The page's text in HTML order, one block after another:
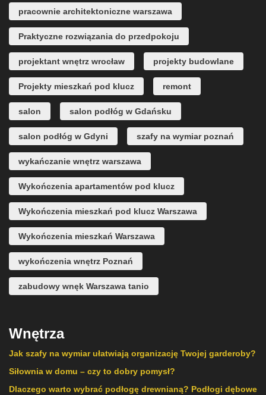
pracownie architektoniczne warszawa
Praktyczne rozwiązania do przedpokoju
projektant wnętrz wrocław projekty budowlane
Projekty mieszkań pod klucz remont
salon salon podłóg w Gdańsku
salon podłóg w Gdyni szafy na wymiar poznań
wykańczanie wnętrz warszawa
Wykończenia apartamentów pod klucz
Wykończenia mieszkań pod klucz Warszawa
Wykończenia mieszkań Warszawa
wykończenia wnętrz Poznań
zabudowy wnęk Warszawa tanio
Wnętrza
Jak szafy na wymiar ułatwiają organizację Twojej garderoby?
Siłownia w domu – czy to dobry pomysł?
Dlaczego warto wybrać podłogę drewnianą? Podłogi dębowe